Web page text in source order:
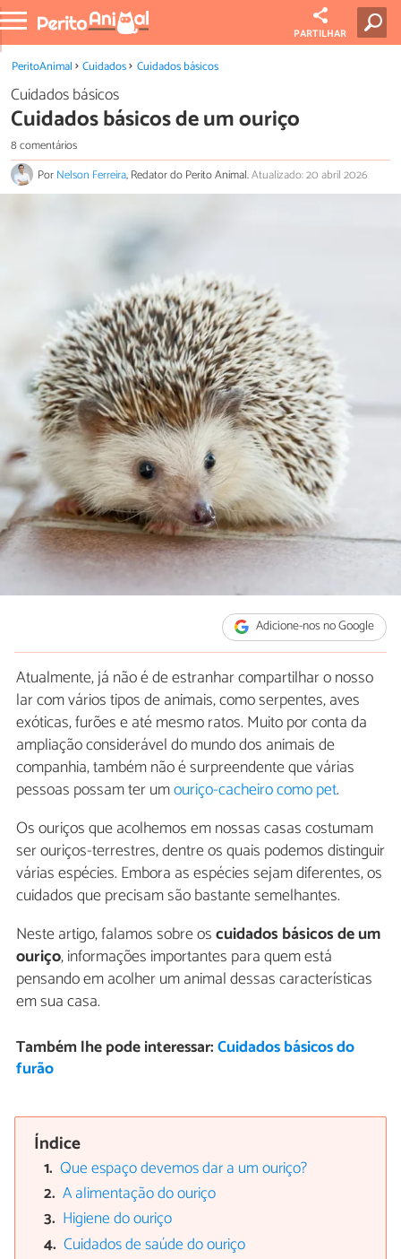
PARTILHAR
PeritoAnimal Cuidados Cuidados básicos
Cuidados básicos
Cuidados básicos de um ouriço
8 comentários
PorNelson Ferreira, Redator do Perito Animal.Atualizado: 20 abril 2026
Adicione-nos no Google
Atualmente, já não é de estranhar compartilhar o nosso
lar com vários tipos de animais, como serpentes, aves
exóticas, furões e até mesmo ratos. Muito por conta da
ampliação considerável do mundo dos animais de
companhia, também não é surpreendente que várias
pessoas possam ter umouriço-cacheiro como pet.
Os ouriços que acolhemos em nossas casas costumam
ser ouriços-terrestres, dentre os quais podemos distinguir
várias espécies. Embora as espécies sejam diferentes, os
cuidados que precisam são bastante semelhantes.
Neste artigo, falamos sobre oscuidados básicos de um
ouriço, informações importantes para quem está
pensando em acolher um animal dessas características
em sua casa.
Também lhe pode interessar:Cuidados básicos do
furão
Índice
Que espaço devemos dar a um ouriço?
A alimentação do ouriço
Higiene do ouriço
Cuidados de saúde do ouriço